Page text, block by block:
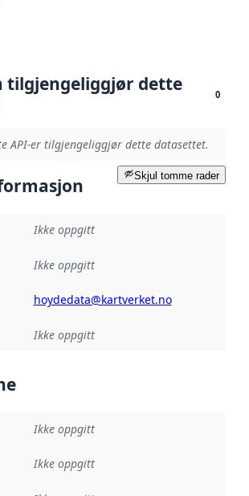
tilgjengeliggjør dette
0
API-er tilgjengeliggjør dette datasettet.
Skjul tomme rader
Ikke oppgitt
Ikke oppgitt
hoydedata@kartverket.no
Ikke oppgitt
Ikke oppgitt
:
Ikke oppgitt